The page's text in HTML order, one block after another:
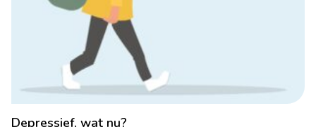
Depressief, wat nu?